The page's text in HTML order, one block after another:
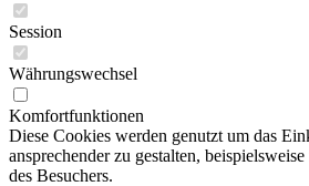
Session
Währungswechsel
Komfortfunktionen
Diese Cookies werden genutzt um das
ansprechender zu gestalten,
des Besuchers.